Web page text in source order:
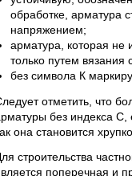
обработке, арматура
напряжением;
арматура, которая не
только путем вязания
без символа К
отметить, что
без индекса С,
она становится
строительства
поперечная и